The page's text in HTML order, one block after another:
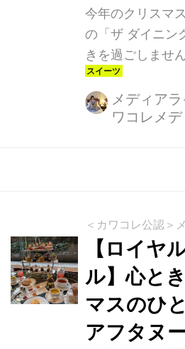
今年のクリスマ
の「ザ ダイニン
きを過ごしませ
理と1500冊の本
が、大切な方と
に演出します。
メディア
ワコレメ
＜カワコレ公認＞
【ロイヤ
ル】心と
マスのひ
アフタヌ